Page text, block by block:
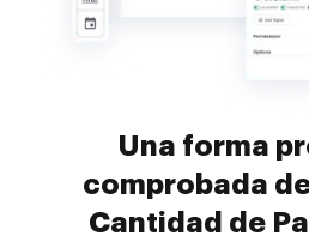
Una forma
comprobada
Cantidad de